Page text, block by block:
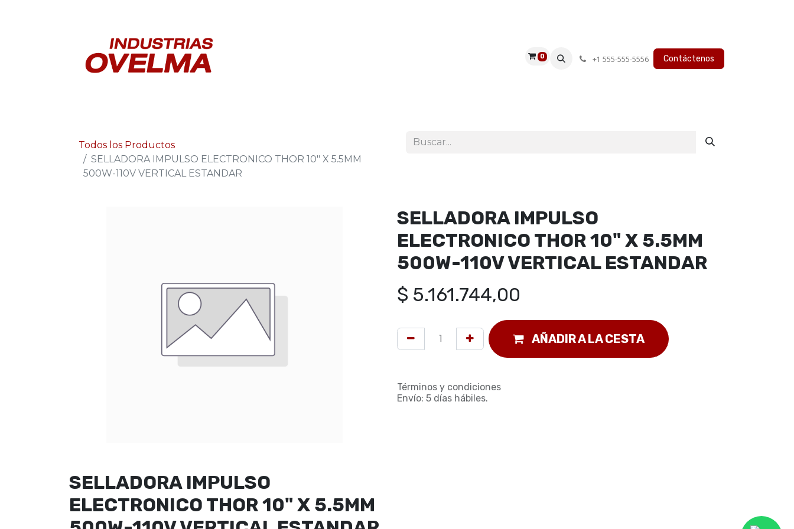
0 +1 555-555-5556 Contáctenos
Todos los Productos
SELLADORA IMPULSO ELECTRONICO THOR 10" X 5.5MM
500W-110V VERTICAL ESTANDAR
SELLADORA IMPULSO
ELECTRONICO THOR 10" X 5.5MM
500W-110V VERTICAL ESTANDAR
$ 5.161.744,00
AÑADIR A LA CESTA
Términos y condiciones
Envío: 5 días hábiles.
SELLADORA IMPULSO
ELECTRONICO THOR 10" X 5.5MM